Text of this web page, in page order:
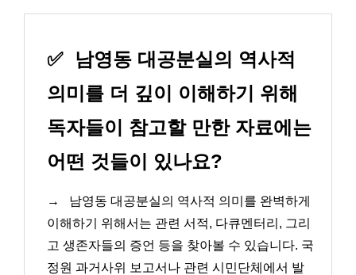
✅
남영동 대공분실의 역사적
의미를 더 깊이 이해하기 위해
독자들이 참고할 만한 자료에는
어떤 것들이 있나요?
→
남영동 대공분실의 역사적 의미를 완벽하게
이해하기 위해서는 관련 서적, 다큐멘터리, 그리
고 생존자들의 증언 등을 찾아볼 수 있습니다. 국
정원 과거사위 보고서나 관련 시민단체에서 발